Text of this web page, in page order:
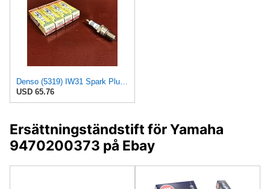
Denso (5319) IW31 Spark Plugs, Pack of 4
USD 65.76
Ersättningständstift för Yamaha
9470200373 på Ebay